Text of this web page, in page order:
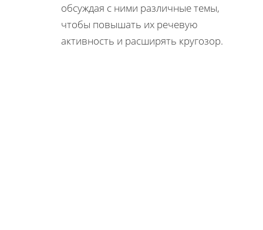
обсуждая с ними различные темы,
чтобы повышать их речевую
активность и расширять кругозор.